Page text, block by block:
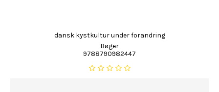
dansk kystkultur under forandring
Bøger
9788790982447